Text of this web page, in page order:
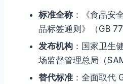
标准全称 ：《食品安
品标签通则》（GB
发布机构 ：国家卫生
场监督管理总局（
替代标准 ：全面取代